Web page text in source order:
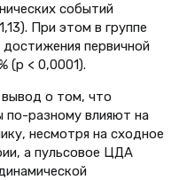
событий
При этом в группе
первичной
(р < 0,0001).
о том, что
по-разному влияют на
несмотря на сходное
а пульсовое ЦДА